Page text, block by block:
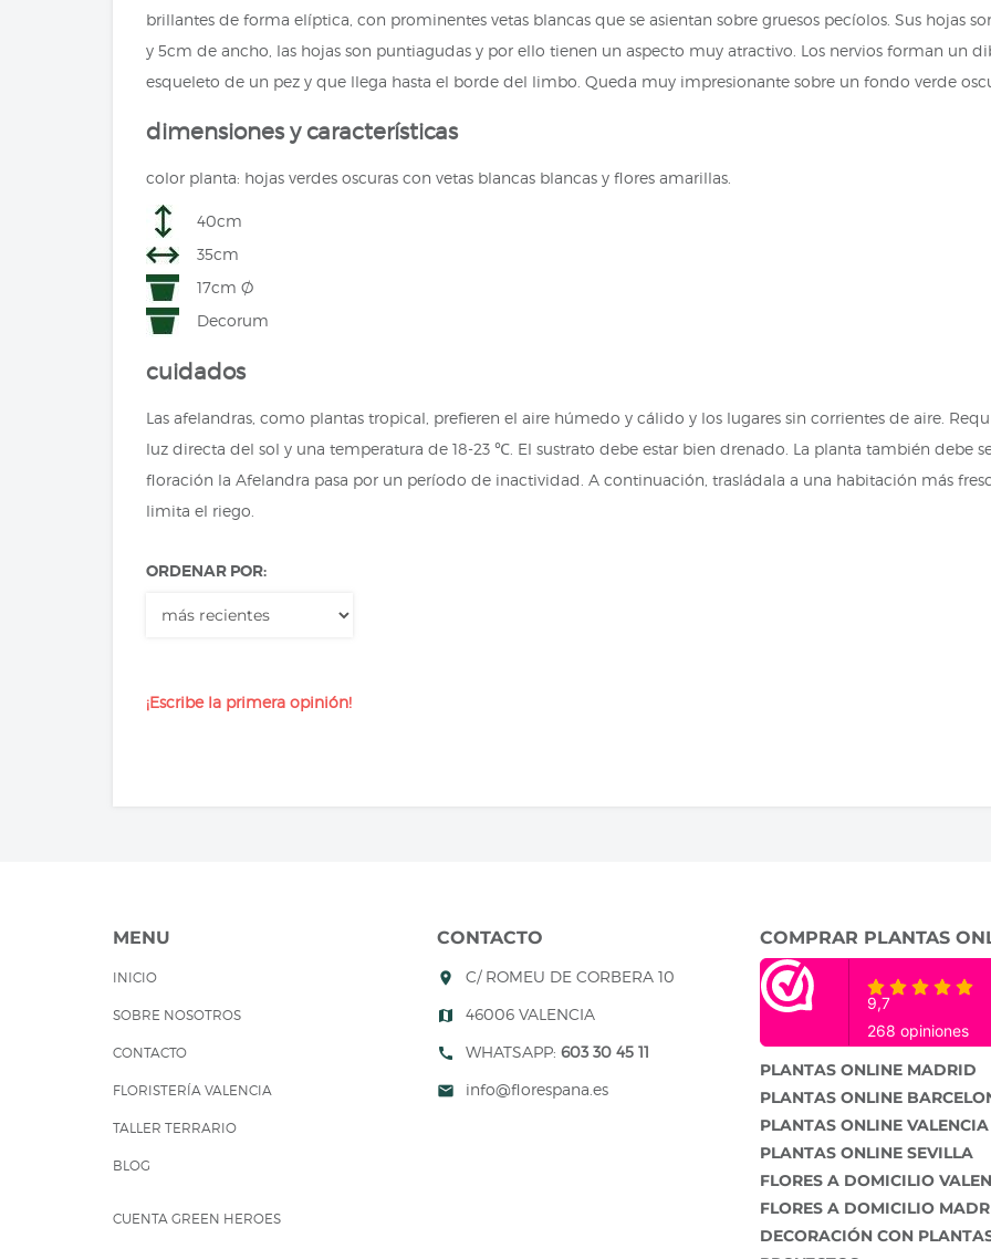
brillantes de forma elíptica, con prominentes vetas blancas que se asientan sobre gruesos pecíolos. Sus hojas
y 5cm de ancho, las hojas son puntiagudas y por ello tienen un aspecto muy atractivo. Los nervios forman un
esqueleto de un pez y que llega hasta el borde del limbo. Queda muy impresionante sobre un fondo verde
dimensiones y características
color planta: hojas verdes oscuras con vetas blancas blancas y flores amarillas.
40cm
35cm
17cm Ø
Decorum
cuidados
Las afelandras, como plantas tropical, prefieren el aire húmedo y cálido y los lugares sin corrientes de aire.
luz directa del sol y una temperatura de 18-23 ℃. El sustrato debe estar bien drenado. La planta también debe
floración la Afelandra pasa por un período de inactividad. A continuación, trasládala a una habitación más
limita el riego.
ORDENAR POR:
¡Escribe la primera opinión!
MENU
INICIO
SOBRE NOSOTROS
CONTACTO
FLORISTERÍA VALENCIA
TALLER TERRARIO
BLOG
CUENTA GREEN HEROES
CONTACTO
room C/ ROMEU DE CORBERA 10
map 46006 VALENCIA
call WHATSAPP: 603 30 45 11
mail info@florespana.es
COMPRAR PLANTAS
PLANTAS ONLINE MADRID
PLANTAS ONLINE
PLANTAS ONLINE VALENCIA
PLANTAS ONLINE SEVILLA
FLORES A DOMICILIO
FLORES A DOMICILIO
DECORACIÓN CON